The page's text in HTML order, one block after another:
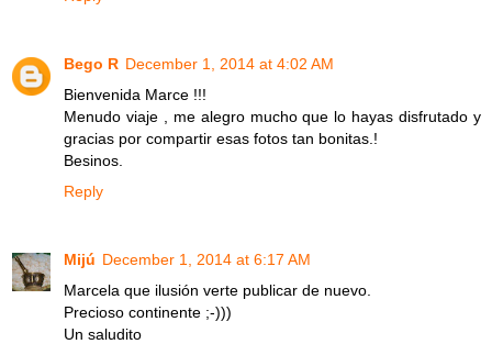
Bego R December 1, 2014 at 4:02 AM
Bienvenida Marce !!!
Menudo viaje , me alegro mucho que lo hayas disfrutado y
gracias por compartir esas fotos tan bonitas.!
Besinos.
Reply
Mijú December 1, 2014 at 6:17 AM
Marcela que ilusión verte publicar de nuevo.
Precioso continente ;-)))
Un saludito